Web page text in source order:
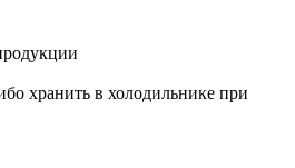
хранить в холодильнике при